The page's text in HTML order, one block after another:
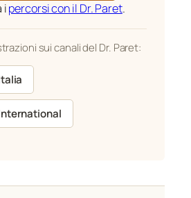
ipercorsi con il Dr. Paret.
sui canali del Dr. Paret: